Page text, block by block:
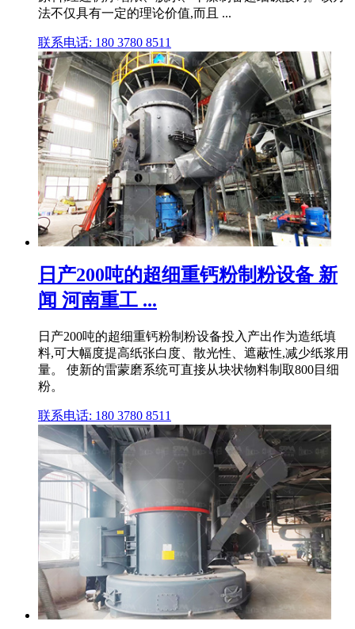
法不仅具有一定的理论价值,而且 ...
联系电话: 180 3780 8511
日产200吨的超细重钙粉制粉设备 新
闻 河南重工 ...
日产200吨的超细重钙粉制粉设备投入产出作为造纸填
料,可大幅度提高纸张白度、散光性、遮蔽性,减少纸浆用
量。 使新的雷蒙磨系统可直接从块状物料制取800目细
粉。
联系电话: 180 3780 8511